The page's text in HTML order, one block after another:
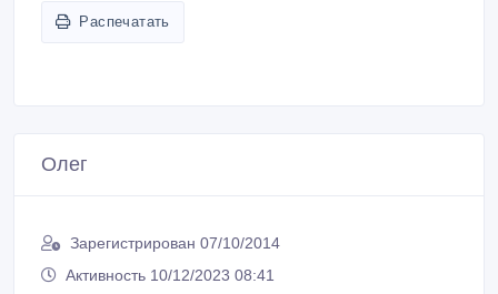
Распечатать
Олег
Зарегистрирован 07/10/2014
Активность 10/12/2023 08:41